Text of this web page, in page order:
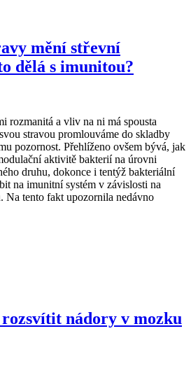
mění střevní
dělá s imunitou?
rozmanitá a vliv na ni má spousta
stravou promlouváme do skladby
pozornost. Přehlíženo ovšem bývá, jak
aktivitě bakterií na úrovni
druhu, dokonce i tentýž bakteriální
na imunitní systém v závislosti na
Na tento fakt upozornila nedávno
nádory v mozku